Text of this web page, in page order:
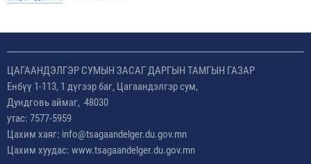
ЦАГААНДЭЛГЭР СУМЫН ЗАСАГ ДАРГЫН ТАМГЫН ГАЗАР
Енбүү 1-113, 1 дүгээр баг, Цагаандэлгэр сум,
Дундговь аймаг, 48030
утас: 7577-5959
Цахим хаяг: info@tsagaandelger.du.gov.mn
Цахим хуудас: www.tsagaandelger.du.gov.mn